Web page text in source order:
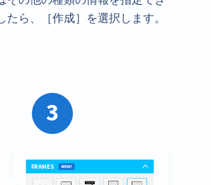
たら、［作成］を選択します。
3